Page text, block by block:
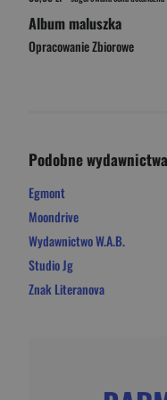
Album maluszka
Opracowanie Zbiorowe
Podobne wydawnictwa
Egmont
Moondrive
Wydawnictwo W.A.B.
Studio Jg
Znak Literanova